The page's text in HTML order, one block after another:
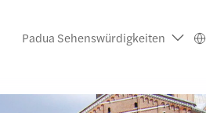
Padua Sehenswürdigkeiten